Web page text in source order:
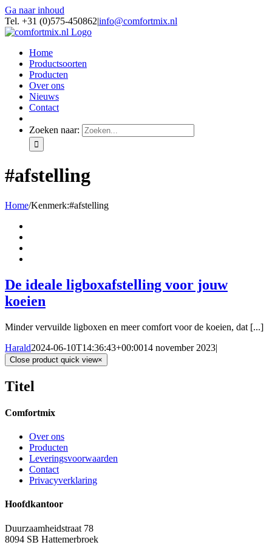
Ga naar inhoud
Tel. +31 (0)575-450862|info@comfortmix.nl
Home
Productsoorten
Producten
Over ons
Nieuws
Contact
Zoeken naar:
#afstelling
Home/Kenmerk:#afstelling
De ideale ligboxafstelling voor jouw
koeien
Minder vervuilde ligboxen en meer comfort voor de koeien, dat [...]
Harald2024-06-10T14:36:43+00:0014 november 2023|
Close product quick view×
Titel
Comfortmix
Over ons
Producten
Leveringsvoorwaarden
Contact
Privacyverklaring
Hoofdkantoor
Duurzaamheidstraat 78
8094 SB Hattemerbroek